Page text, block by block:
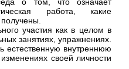
работа, какие
участия как в целом в
занятиях, упражнениях.
естественную внутреннюю
своей личности